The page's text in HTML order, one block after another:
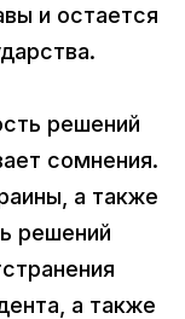
и остается
решений
сомнения.
а также
решений
а также